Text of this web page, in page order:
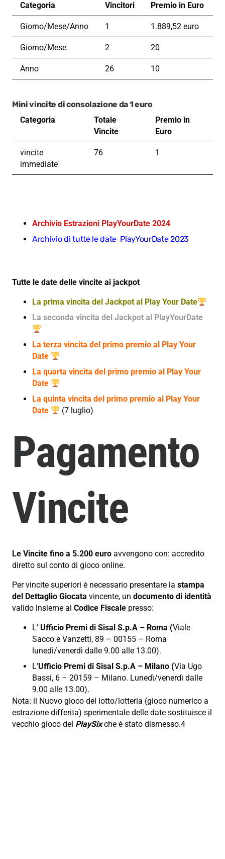
Categoria
Vincitori Premio in Euro
Giorno/Mese/Anno 1 1.889,52 euro
Giorno/Mese 2 20
Anno 26 10
Mini vincite di consolazione da 1 euro
Categoria
Totale
Vincite
Premio in
Euro
vincite
immediate
76 1
Archivio Estrazioni PlayYourDate 2024
Archivio di tutte le date PlayYourDate 2023
Tutte le date delle vincite ai jackpot
La prima vincita del Jackpot al Play Your Date
La seconda vincita del Jackpot al PlayYourDate
La terza vincita del primo premio al Play Your
Date
La quarta vincita del primo premio al Play Your
Date
La quinta vincita del primo premio al Play Your
Date
(7 luglio)
Pagamento
Vincite
Le Vincite fino a 5.200 euro avvengono con: accredito
diretto sul conto di gioco online.
Per vincite superiori è necessario presentare la stampa
del Dettaglio Giocata vincente, un documento di identità
valido insieme al Codice Fiscale presso:
L’ Ufficio Premi di Sisal S.p.A – Roma (Viale
Sacco e Vanzetti, 89 – 00155 – Roma
lunedì/venerdì dalle 9.00 alle 13.00).
L’Ufficio Premi di Sisal S.p.A – Milano (Via Ugo
Bassi, 6 – 20159 – Milano. Lunedì/venerdì dalle
9.00 alle 13.00).
Nota: il Nuovo gioco del lotto/lotteria (gioco numerico a
estrazione differita) sperimentale delle date sostituisce il
vecchio gioco del PlaySixche è stato dismesso.4